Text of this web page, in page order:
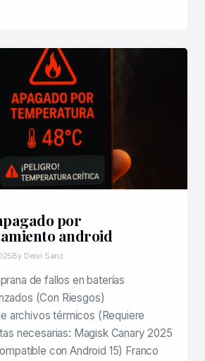
por
android
By Deivi Sanz
de fallos en baterías
(Con Riesgos)
archivos térmicos (Requiere
necesarias: Magisk Canary 2025
con Android 15) Franco